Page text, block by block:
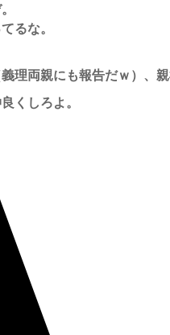
るな。
理両親にも報告だｗ）、
くしろよ。